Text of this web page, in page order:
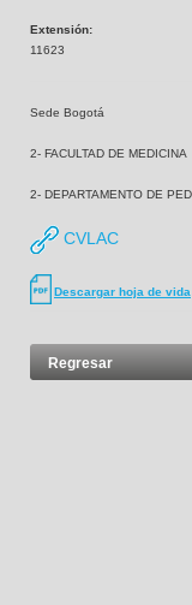
Extensión:
11623
Sede Bogotá
2- FACULTAD DE MEDICINA
2- DEPARTAMENTO DE
CVLAC
Descargar hoja de vida
Regresar